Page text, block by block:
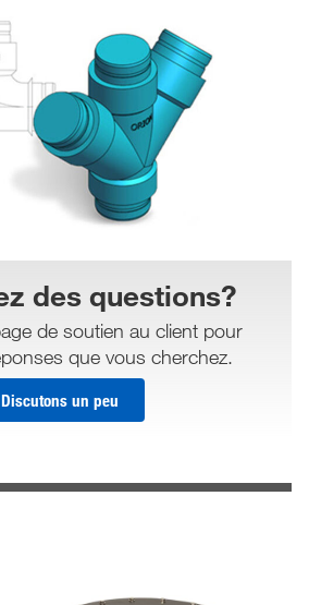
des questions?
de soutien au client pour
que vous cherchez.
Discutons un peu